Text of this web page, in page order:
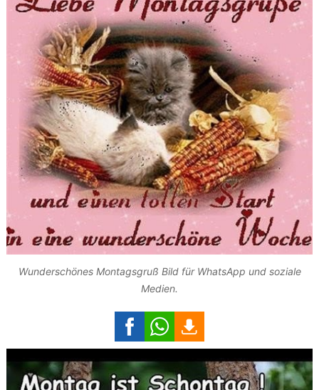
Wunderschönes Montagsgruß Bild für WhatsApp und soziale
Medien.